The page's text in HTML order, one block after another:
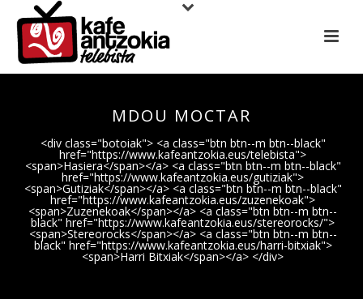
MDOU MOCTAR
<div class="botoiak"> <a class="btn btn--m btn--black"
href="https://www.kafeantzokia.eus/telebista">
<span>Hasiera</span></a> <a class="btn btn--m btn--black"
href="https://www.kafeantzokia.eus/gutiziak">
<span>Gutiziak</span></a> <a class="btn btn--m btn--black"
href="https://www.kafeantzokia.eus/zuzenekoak">
<span>Zuzenekoak</span></a> <a class="btn btn--m btn--
black" href="https://www.kafeantzokia.eus/stereorocks/">
<span>Stereorocks</span></a> <a class="btn btn--m btn--
black" href="https://www.kafeantzokia.eus/harri-bitxiak">
<span>Harri Bitxiak</span></a> </div>